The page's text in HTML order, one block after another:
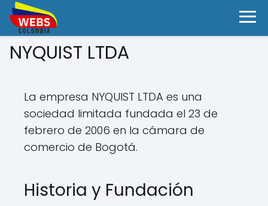
NYQUIST LTDA
La empresa NYQUIST LTDA es una
sociedad limitada fundada el 23 de
febrero de 2006 en la cámara de
comercio de Bogotá.
Historia y Fundación